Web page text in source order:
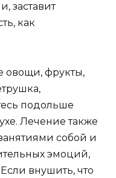
заставит
как
овощи, фрукты,
подольше
Лечение также
собой и
эмоций,
внушить, что